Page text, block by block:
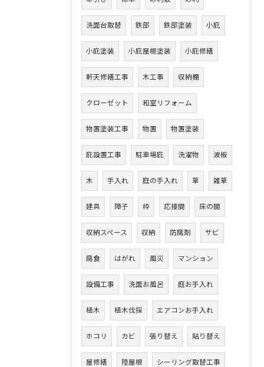
洗面台取替 鉄部 鉄部塗装 小庇
小庇塗装 小庇屋根塗装 小庇修繕
軒天修繕工事 木工事 収納棚
クローゼット 和室リフォーム
物置塗装工事 物置 物置塗装
庇設置工事 駐車場庇 洗濯物 波板
木 手入れ 庭の手入れ 草 雑草
建具 障子 枠 応接間 床の間
収納スペース 収納 防腐剤 サビ
腐食 はがれ 風災 マンション
設備工事 洗面お風呂 庭お手入れ
植木 植木伐採 エアコンお手入れ
ホコリ カビ 張り替え 貼り替え
屋修繕 陸屋根 シーリング取替工事